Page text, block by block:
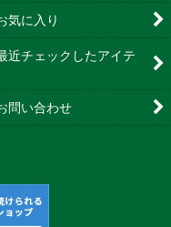
気に入り
近チェックしたアイテ
問い合わせ